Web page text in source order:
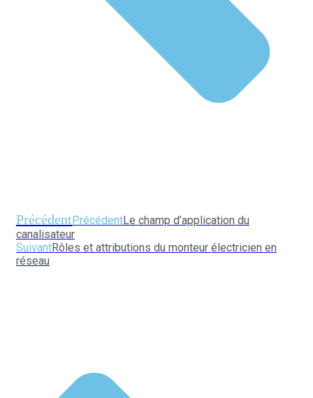
Précédent PrécédentLe champ d’application du
canalisateur
SuivantRôles et attributions du monteur électricien en
réseau